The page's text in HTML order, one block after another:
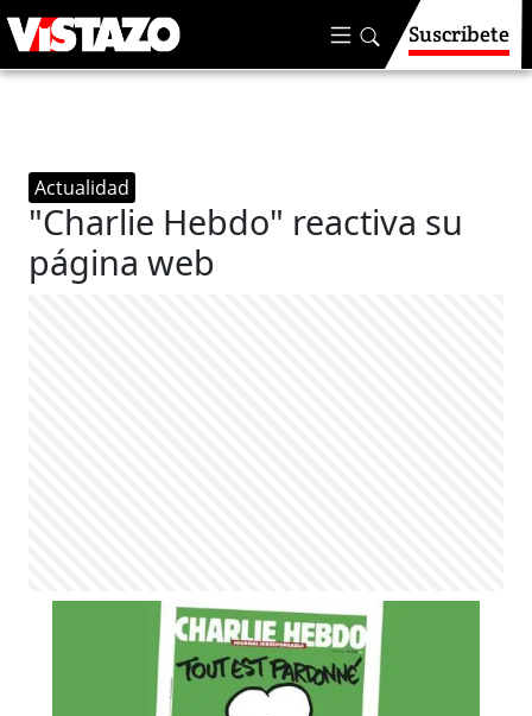
Suscríbete
Actualidad
"Charlie Hebdo" reactiva su
página web